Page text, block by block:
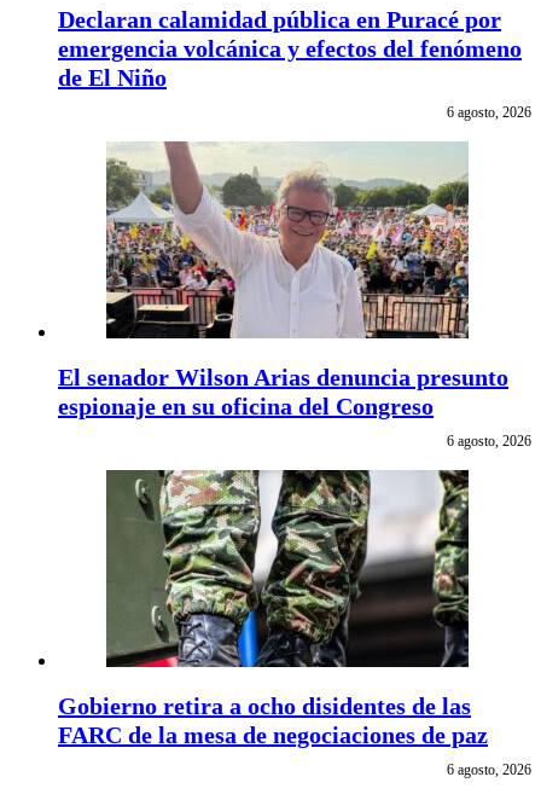
Declaran calamidad pública en Puracé por
emergencia volcánica y efectos del fenómeno
de El Niño
6 agosto, 2026
El senador Wilson Arias denuncia presunto
espionaje en su oficina del Congreso
6 agosto, 2026
Gobierno retira a ocho disidentes de las
FARC de la mesa de negociaciones de paz
6 agosto, 2026